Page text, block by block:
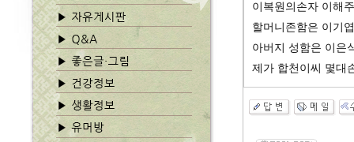
이복원의손자 이해
할머니존함은 이기
아버지 성함은 이은
제가 합천이씨 몇대